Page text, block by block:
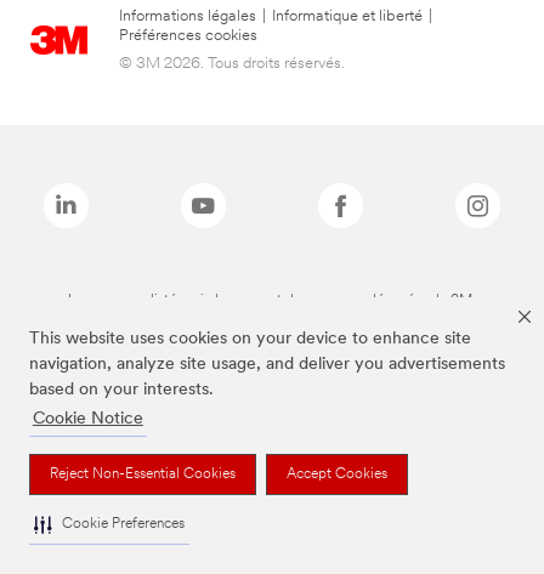
This website uses cookies on your device to enhance site
navigation, analyze site usage, and deliver you advertisements
based on your interests.
Cookie Notice
Reject Non-Essential Cookies Accept Cookies
Cookie Preferences
Informations légales Informatique et liberté
Préférences cookies
© 3M 2026. Tous droits réservés.
Les marques listées ci-dessus sont des marques déposées de 3M.